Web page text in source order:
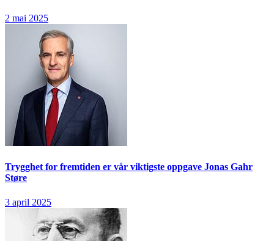
2 mai 2025
Trygghet for fremtiden er vår viktigste oppgave Jonas Gahr
Støre
3 april 2025